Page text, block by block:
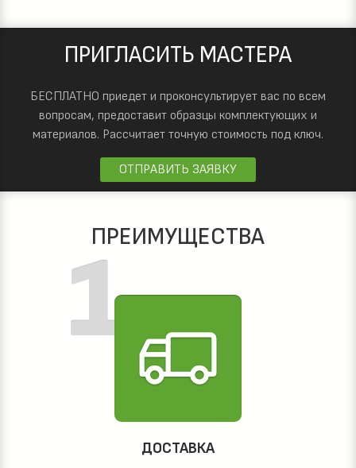
ПРИГЛАСИТЬ МАСТЕРА
БЕСПЛАТНО приедет и проконсультирует вас по всем
вопросам, предоставит образцы комплектующих и
материалов. Рассчитает точную стоимость под ключ.
ОТПРАВИТЬ ЗАЯВКУ
ПРЕИМУЩЕСТВА
ДОСТАВКА